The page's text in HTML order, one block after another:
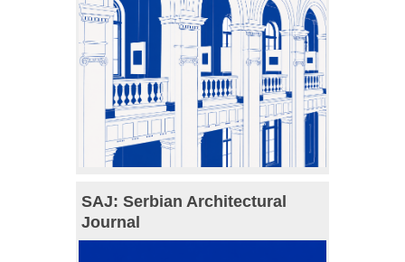
SAJ: Serbian Architectural
Journal